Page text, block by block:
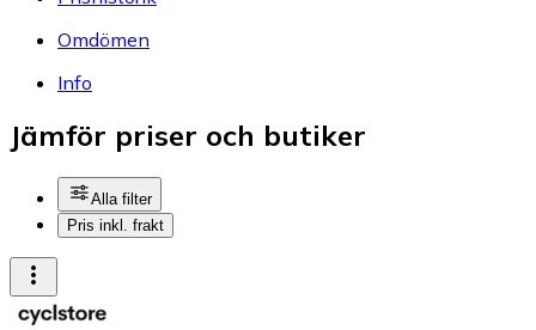
Omdömen
Info
Jämför priser och butiker
Alla filter
Pris inkl. frakt